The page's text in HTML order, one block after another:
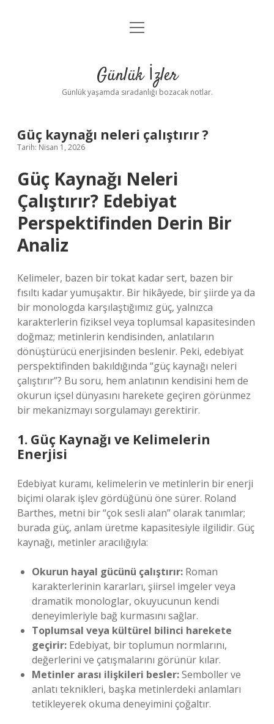
Anasayfa
Yasal Uyarı
menüyü
Günlük İzler
Günlük yaşamda sıradanlığı bozacak notlar.
Güç kaynağı neleri çalıştırır ?
Tarih: Nisan 1, 2026
Güç Kaynağı Neleri
Çalıştırır? Edebiyat
Perspektifinden Derin Bir
Analiz
Kelimeler, bazen bir tokat kadar sert, bazen bir
fısıltı kadar yumuşaktır. Bir hikâyede, bir şiirde ya da
bir monologda karşılaştığımız güç, yalnızca
karakterlerin fiziksel veya toplumsal kapasitesinden
doğmaz; metinlerin kendisinden, anlatıların
dönüştürücü enerjisinden beslenir. Peki, edebiyat
perspektifinden bakıldığında “güç kaynağı neleri
çalıştırır”? Bu soru, hem anlatının kendisini hem de
okurun içsel dünyasını harekete geçiren görünmez
bir mekanizmayı sorgulamayı gerektirir.
1. Güç Kaynağı ve Kelimelerin
Enerjisi
Edebiyat kuramı, kelimelerin ve metinlerin bir enerji
biçimi olarak işlev gördüğünü öne sürer. Roland
Barthes, metni bir “çok sesli alan” olarak tanımlar;
burada güç, anlam üretme kapasitesiyle ilgilidir. Güç
kaynağı, metinler aracılığıyla:
Okurun hayal gücünü çalıştırır: Roman
karakterlerinin kararları, şiirsel imgeler veya
dramatik monologlar, okuyucunun kendi
deneyimleriyle bağ kurmasını sağlar.
Toplumsal veya kültürel bilinci harekete
geçirir: Edebiyat, bir toplumun normlarını,
değerlerini ve çatışmalarını görünür kılar.
Metinler arası ilişkileri besler:Semboller ve
anlatı teknikleri, başka metinlerdeki anlamları
tetikleyerek okuma deneyimini çoğaltır.